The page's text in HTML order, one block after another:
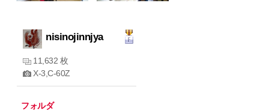
nisinojinnjya
11,632 枚
X-3,C-60Z
フォルダ